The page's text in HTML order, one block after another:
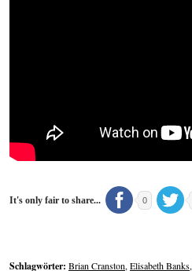
It's only fair to share... 0
Schlagwörter: Brian Cranston, Elisabeth Banks,